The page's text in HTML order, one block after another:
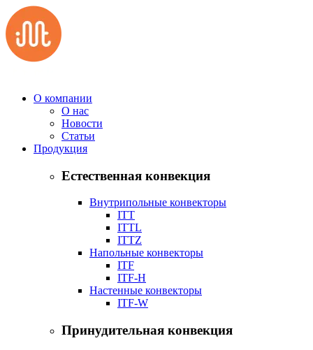
О компании
О нас
Новости
Статьи
Продукция
Естественная конвекция
Внутрипольные конвекторы
ITT
ITTL
ITTZ
Напольные конвекторы
ITF
ITF-H
Наcтенные конвекторы
ITF-W
Принудительная конвекция